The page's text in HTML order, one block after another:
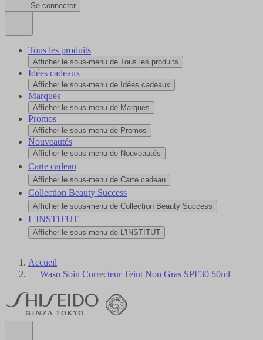
Se connecter
Tous les produits
Afficher le sous-menu de Tous les produits
Idées cadeaux
Afficher le sous-menu de Idées cadeaux
Marques
Afficher le sous-menu de Marques
Promos
Afficher le sous-menu de Promos
Nouveautés
Afficher le sous-menu de Nouveautés
Carte cadeau
Afficher le sous-menu de Carte cadeau
Collection Beauty Success
Afficher le sous-menu de Collection Beauty Success
L'INSTITUT
Afficher le sous-menu de L'INSTITUT
Accueil
Waso Soin Correcteur Teint Non Gras SPF30 50ml